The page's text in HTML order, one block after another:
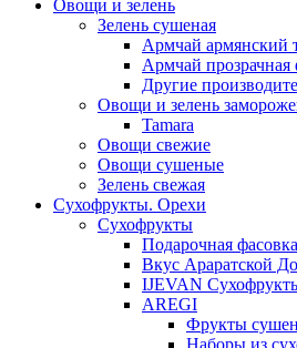
Овощи и зелень
Зелень сушеная
Армчай армянский
Армчай прозрачная
Другие
Овощи и зелень
Tamara
Овощи свежие
Овощи сушеные
Зелень свежая
Сухофрукты. Орехи
Сухофрукты
Подарочная фасовка
Вкус Араратской
IJEVAN
AREGI
Фрукты
Наборы из